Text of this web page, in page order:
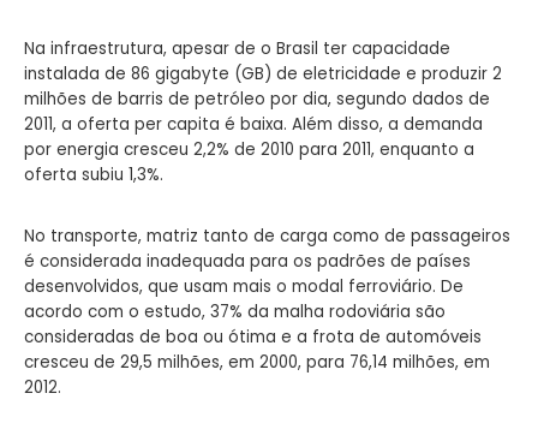
Na infraestrutura, apesar de o Brasil ter capacidade
instalada de 86 gigabyte (GB) de eletricidade e produzir 2
milhões de barris de petróleo por dia, segundo dados de
2011, a oferta per capita é baixa. Além disso, a demanda
por energia cresceu 2,2% de 2010 para 2011, enquanto a
oferta subiu 1,3%.
No transporte, matriz tanto de carga como de passageiros
é considerada inadequada para os padrões de países
desenvolvidos, que usam mais o modal ferroviário. De
acordo com o estudo, 37% da malha rodoviária são
consideradas de boa ou ótima e a frota de automóveis
cresceu de 29,5 milhões, em 2000, para 76,14 milhões, em
2012.